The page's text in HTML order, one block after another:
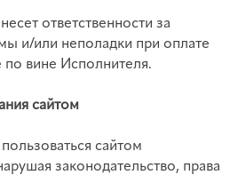
ответственности за
и/или неполадки при оплате
по вине Исполнителя.
сайтом
сайтом
законодательство, права